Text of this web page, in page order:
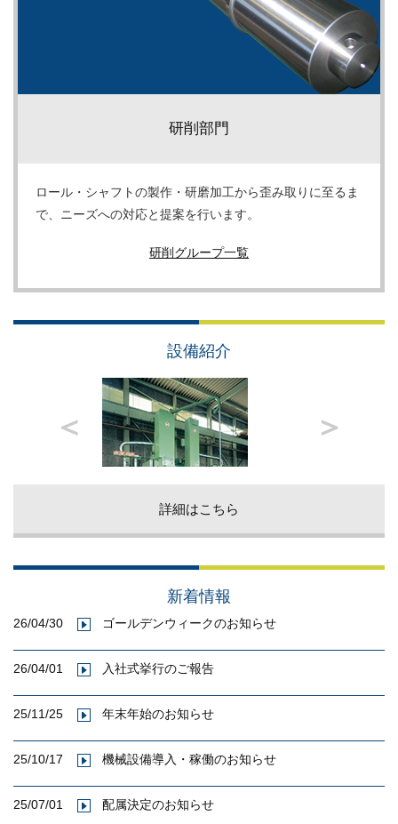
研削部門
ロール・シャフトの製作・研磨加工から歪み取りに至るま
で、ニーズへの対応と提案を行います。
研削グループ一覧
設備紹介
＜ ＞
詳細はこちら
新着情報
26/04/30 ゴールデンウィークのお知らせ
26/04/01 入社式挙行のご報告
25/11/25 年末年始のお知らせ
25/10/17 機械設備導入・稼働のお知らせ
25/07/01 配属決定のお知らせ